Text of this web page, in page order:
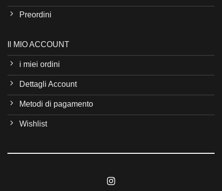
Preordini
Il MIO ACCOUNT
i miei ordini
Dettagli Account
Metodi di pagamento
Wishlist